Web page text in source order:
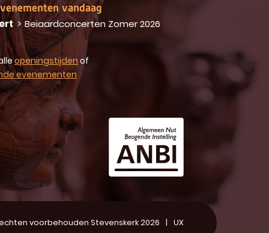
vandaag
> Beiaardconcerten Zomer 2026
openingstijden of
evenementen
voorbehouden Stevenskerk 2026 UX